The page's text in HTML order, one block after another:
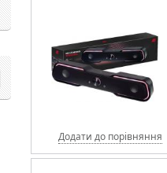
Додати до порівняння